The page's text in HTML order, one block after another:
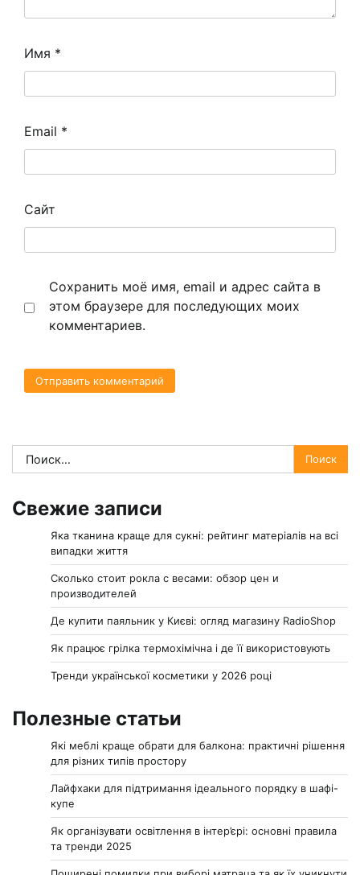
Имя *
Email *
Сайт
Сохранить моё имя, email и адрес сайта в
этом браузере для последующих моих
комментариев.
Найти:
Свежие записи
Яка тканина краще для сукні: рейтинг матеріалів на всі
випадки життя
Сколько стоит рокла с весами: обзор цен и
производителей
Де купити паяльник у Києві: огляд магазину RadioShop
Як працює грілка термохімічна і де її використовують
Тренди української косметики у 2026 році
Полезные статьи
Які меблі краще обрати для балкона: практичні рішення
для різних типів простору
Лайфхаки для підтримання ідеального порядку в шафі-
купе
Як організувати освітлення в інтер’єрі: основні правила
та тренди 2025